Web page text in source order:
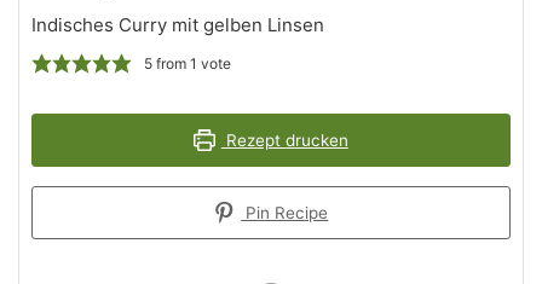
Indisches Curry mit gelben Linsen
5from 1 vote
Rezept drucken
Pin Recipe